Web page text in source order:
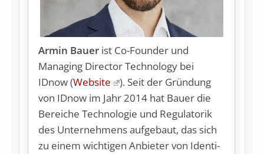
Armin Bauer ist Co-Founder und
Managing Director Technology bei
IDnow (Website
). Seit der Grün­dung
von ID­now im Jahr 2014 hat Bau­er die
Be­rei­che Tech­no­lo­gie und Re­gu­la­to­rik
des Un­ter­neh­mens auf­ge­baut, das sich
zu ei­nem wich­ti­gen An­bie­ter von Iden­ti­